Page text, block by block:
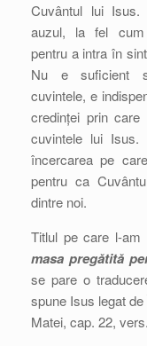
Cuvântul lui
auzul, la fel cum
pentru a intra în
Nu e suficient
cuvintele, e
credinței prin
cuvintele lui
încercarea pe
pentru ca
dintre noi.
Titlul pe care l-
masa pregătită
se pare o
spune Isus legat
Matei, cap. 22,